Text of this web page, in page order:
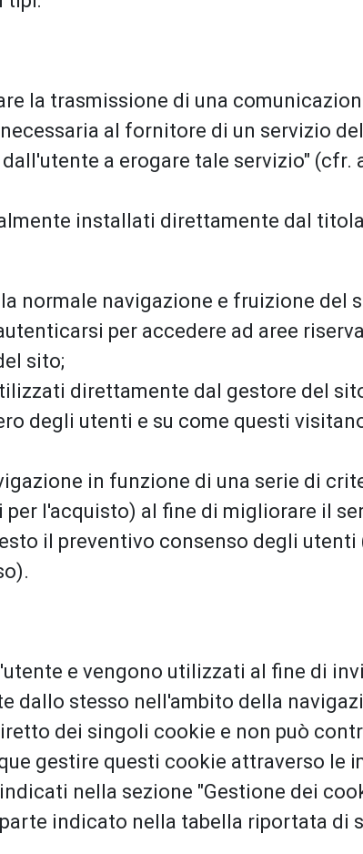
la trasmissione di una
al fornitore di un servizio
a erogare tale servizio" (cfr.
installati direttamente dal
normale navigazione e fruizione del
per accedere ad aree
sito;
direttamente dal gestore del
degli utenti e su come questi
in funzione di una serie di
l'acquisto) al fine di migliorare il
il preventivo consenso degli utenti
e vengono utilizzati al fine di
dallo stesso nell'ambito della
dei singoli cookie e non può
gestire questi cookie attraverso le
nella sezione "Gestione dei
indicato nella tabella riportata di